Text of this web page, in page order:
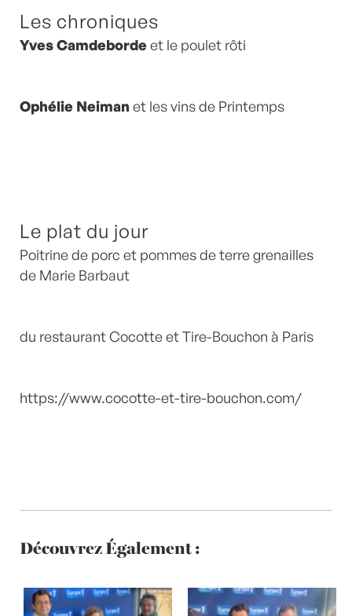
Les chroniques
Yves Camdebordeet le poulet rôti
Ophélie Neiman et les vins de Printemps
Le plat du jour
Poitrine de porc et pommes de terre grenailles
de Marie Barbaut
du restaurant Cocotte et Tire-Bouchon à Paris
https://www.cocotte-et-tire-bouchon.com/
Découvrez Également :